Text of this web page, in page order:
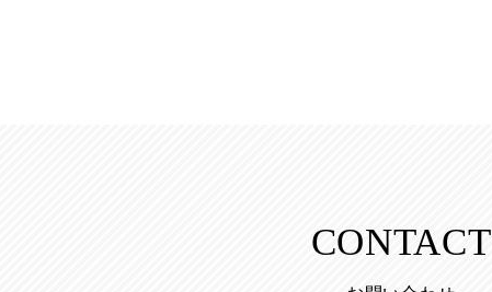
CONTACT